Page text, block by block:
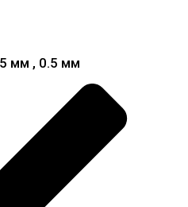
мм , 0.5 мм